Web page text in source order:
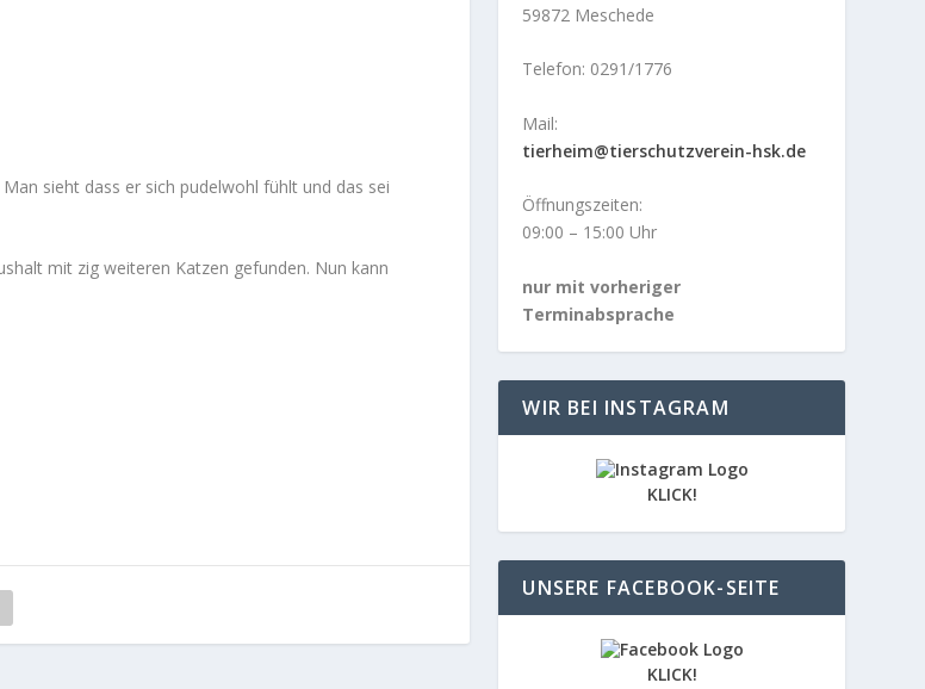
sieht dass er sich pudelwohl fühlt und das sei
mit zig weiteren Katzen gefunden. Nun kann
59872 Meschede
Telefon: 0291/1776
Mail:
tierheim@tierschutzverein-hsk.de
Öffnungszeiten:
09:00 – 15:00 Uhr
nur mit vorheriger
Terminabsprache
WIR BEI INSTAGRAM
KLICK!
UNSERE FACEBOOK-SEITE
KLICK!